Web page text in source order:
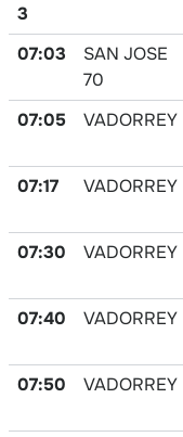
3
07:03
SAN JOSE
70
07:05
VADORREY
07:17
VADORREY
07:30
VADORREY
07:40
VADORREY
07:50
VADORREY